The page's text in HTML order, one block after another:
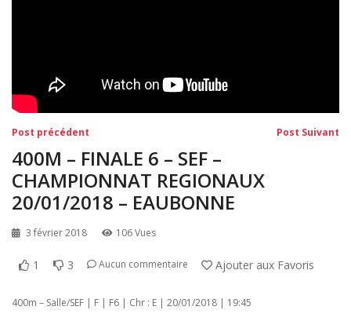
Eaubonne 2019
Navigation
de
l’article
Post précédent Post Suivant
400M – FINALE 6 – SEF –
CHAMPIONNAT REGIONAUX
20/01/2018 – EAUBONNE
3 février 2018 106 Vues
1 3 Aucun commentaire Ajouter aux Favoris
400m – Salle/SEF | F | F6 | Chr : E | 20/01/2018 | 19:45